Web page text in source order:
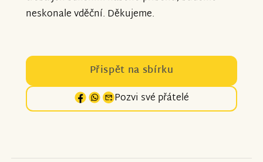
neskonale vděční. Děkujeme.
Přispět na sbírku
Pozvi své přátelé